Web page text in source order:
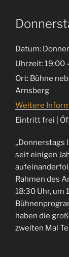
Datum:
Uhrzeit:19:00
Ort: Bühne
Arnsberg
Weitere
Eintritt frei |
„Donnerstags
seit einigen
Rahmen des
18:30 Uhr, um
haben die
zweiten Mal